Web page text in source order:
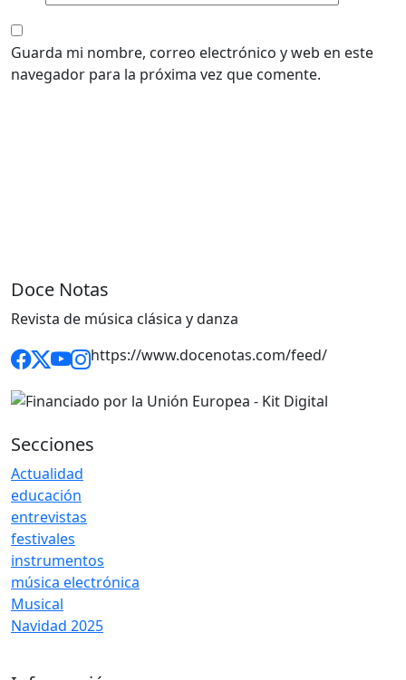
Guarda mi nombre, correo electrónico y web en este
navegador para la próxima vez que comente.
Doce Notas
Revista de música clásica y danza
https://www.docenotas.com/feed/
Secciones
Actualidad
educación
entrevistas
festivales
instrumentos
música electrónica
Musical
Navidad 2025